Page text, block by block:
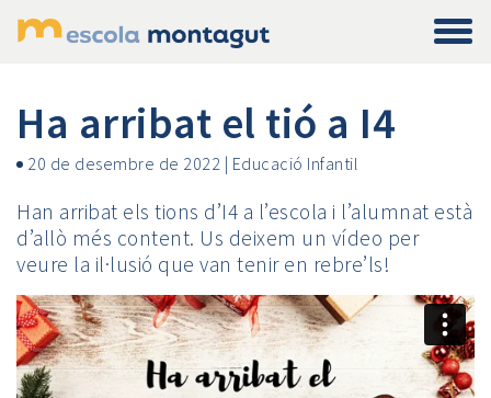
Ha arribat el tió a I4
20 de desembre de 2022 | Educació Infantil
Han arribat els tions d’I4 a l’escola i l’alumnat està
d’allò més content. Us deixem un vídeo per
veure la il·lusió que van tenir en rebre’ls!